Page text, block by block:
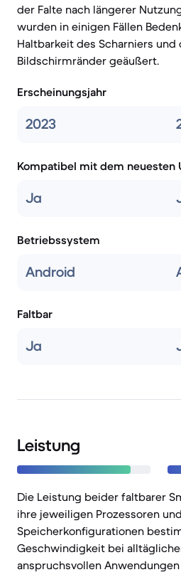
der Falte nach längerer
wurden in einigen Fällen
Haltbarkeit des Scharniers und
Bildschirmränder geäußert.
Erscheinungsjahr
2023
Kompatibel mit dem neuesten
Ja
Betriebssystem
Android
Faltbar
Ja
Leistung
Die Leistung beider faltbarer
ihre jeweiligen Prozessoren und
Speicherkonfigurationen
Geschwindigkeit bei
anspruchsvollen